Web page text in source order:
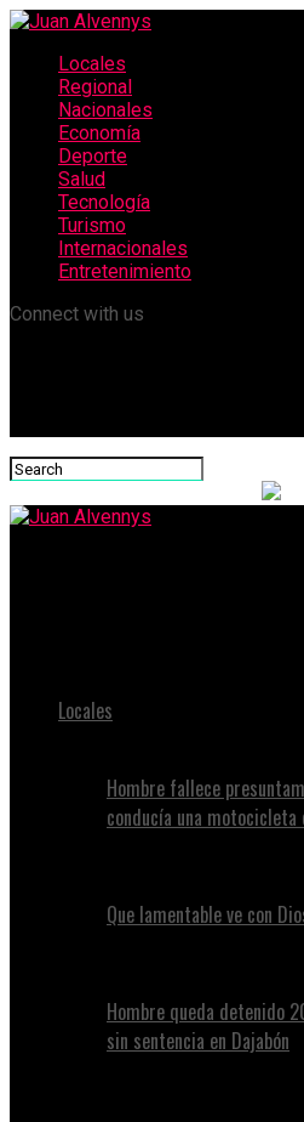
Locales
Regional
Nacionales
Economía
Deporte
Salud
Tecnología
Turismo
Internacionales
Entretenimiento
Connect with us
Locales
Hombre fallece
conducía una motocicleta
Que lamentable ve con
Hombre queda detenido
sin sentencia en Dajabón